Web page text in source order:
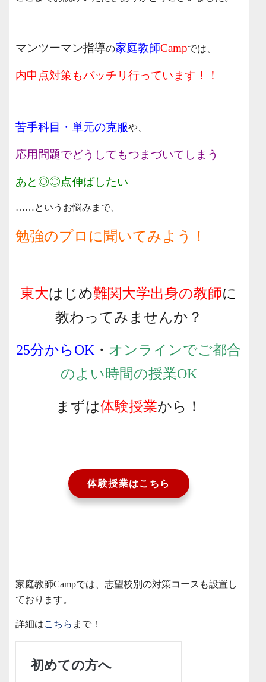
マンツーマン指導の家庭教師Campでは、
内申点対策もバッチリ行っています！！
苦手科目・単元の克服や、
応用問題でどうしてもつまづいてしまう
あと◎◎点伸ばしたい
……というお悩みまで、
勉強のプロに聞いてみよう！
東大はじめ難関大学出身の教師に
教わってみませんか？
25分からOK ・ オンラインでご都合
のよい時間の授業OK
まずは体験授業から！
体験授業はこちら
家庭教師Campでは、志望校別の対策コースも設置し
ております。
詳細はこちら まで！